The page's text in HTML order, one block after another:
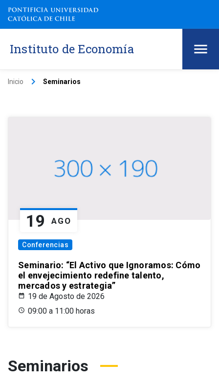
Instituto de Economía
Inicio keyboard_arrow_right Seminarios
19 AGO
Conferencias
Seminario: “El Activo que Ignoramos: Cómo
el envejecimiento redefine talento,
mercados y estrategia”
19 de Agosto de 2026
09:00 a 11:00 horas
Seminarios